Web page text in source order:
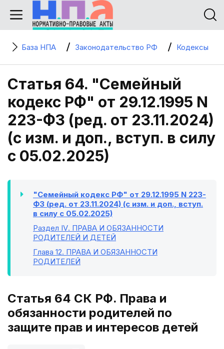
База НПА Законодательство РФ Кодексы
Статья 64. "Семейный
кодекс РФ" от 29.12.1995 N
223-ФЗ (ред. от 23.11.2024)
(с изм. и доп., вступ. в силу
с 05.02.2025)
"Семейный кодекс РФ" от 29.12.1995 N 223-
ФЗ (ред. от 23.11.2024) (с изм. и доп., вступ.
в силу с 05.02.2025)
Раздел IV. ПРАВА И ОБЯЗАННОСТИ
РОДИТЕЛЕЙ И ДЕТЕЙ
Глава 12. ПРАВА И ОБЯЗАННОСТИ
РОДИТЕЛЕЙ
Статья 64 СК РФ. Права и
обязанности родителей по
защите прав и интересов детей